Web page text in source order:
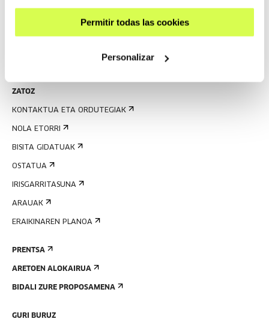
Permitir todas las cookies
Personalizar
ZATOZ
KONTAKTUA ETA ORDUTEGIAK
NOLA ETORRI
BISITA GIDATUAK
OSTATUA
IRISGARRITASUNA
ARAUAK
ERAIKINAREN PLANOA
PRENTSA
ARETOEN ALOKAIRUA
BIDALI ZURE PROPOSAMENA
GURI BURUZ